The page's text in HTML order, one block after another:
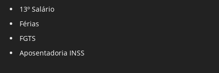
13º Salário
Férias
FGTS
Aposentadoria INSS